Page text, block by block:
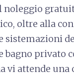
noleggio
oltre alla
sistemazioni
privato
vi attende